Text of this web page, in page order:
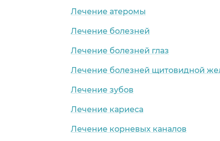
Лечение атеромы
Лечение болезней
Лечение болезней глаз
Лечение болезней щитовидной
Лечение зубов
Лечение кариеса
Лечение корневых каналов